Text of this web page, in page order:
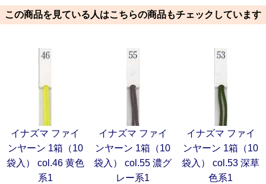
この商品を見ている人はこちらの商品もチェックしています
イナズマ ファイ
ンヤーン 1箱（10
袋入） col.46 黄色
系1
イナズマ ファイ
ンヤーン 1箱（10
袋入） col.55 濃グ
レー系1
イナズマ ファイ
ンヤーン 1箱（10
袋入） col.53 深草
色系1